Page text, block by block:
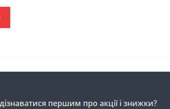
першим про акції і знижки?